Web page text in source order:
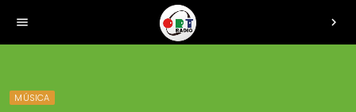
menu chevron_right
MÚSICA